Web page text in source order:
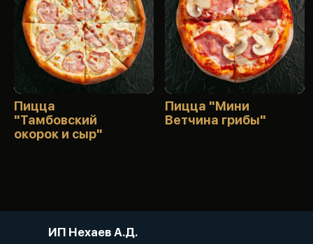
Пицца
"Тамбовский
окорок и сыр"
Пицца "Мини
Ветчина грибы"
ИП Нехаев А.Д.